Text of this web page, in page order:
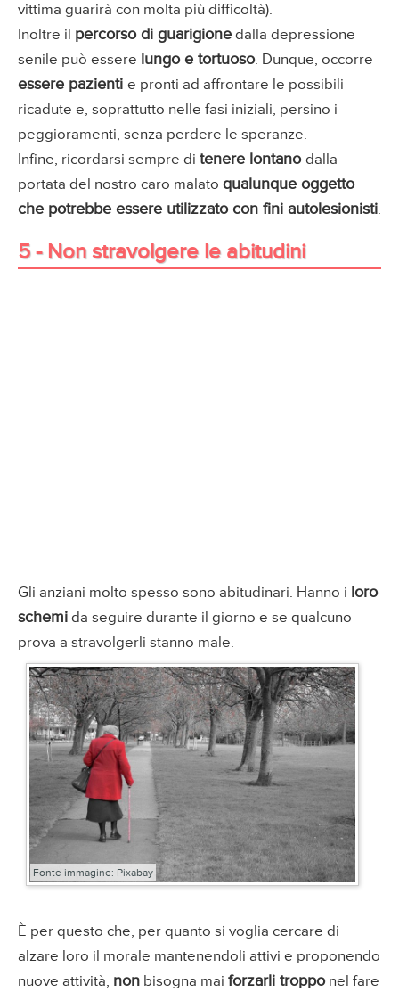
vittima guarirà con molta più difficoltà).
Inoltre il percorso di guarigione dalla depressione
senile può essere lungo e tortuoso. Dunque, occorre
essere pazienti e pronti ad affrontare le possibili
ricadute e, soprattutto nelle fasi iniziali, persino i
peggioramenti, senza perdere le speranze.
Infine, ricordarsi sempre di tenere lontano dalla
portata del nostro caro malato qualunque oggetto
che potrebbe essere utilizzato con fini autolesionisti.
5 - Non stravolgere le abitudini
Gli anziani molto spesso sono abitudinari. Hanno i loro
schemi da seguire durante il giorno e se qualcuno
prova a stravolgerli stanno male.
Fonte immagine: Pixabay
È per questo che, per quanto si voglia cercare di
alzare loro il morale mantenendoli attivi e proponendo
nuove attività, non bisogna mai forzarli tropponel fare